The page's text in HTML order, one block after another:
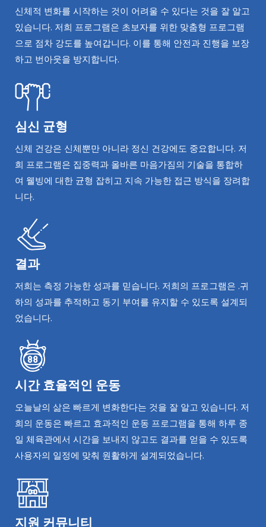
신체적 변화를 시작하는 것이 어려울 수 있다는 것을 잘 알고
있습니다. 저희 프로그램은 초보자를 위한 맞춤형 프로그램
으로 점차 강도를 높여갑니다. 이를 통해 안전과 진행을 보장
하고 번아웃을 방지합니다.
심신 균형
신체 건강은 신체뿐만 아니라 정신 건강에도 중요합니다. 저
희 프로그램은 집중력과 올바른 마음가짐의 기술을 통합하
여 웰빙에 대한 균형 잡히고 지속 가능한 접근 방식을 장려합
니다.
결과
저희는 측정 가능한 성과를 믿습니다. 저희의 프로그램은 .귀
하의 성과를 추적하고 동기 부여를 유지할 수 있도록 설계되
었습니다.
시간 효율적인 운동
오늘날의 삶은 빠르게 변화한다는 것을 잘 알고 있습니다. 저
희의 운동은 빠르고 효과적인 운동 프로그램을 통해 하루 종
일 체육관에서 시간을 보내지 않고도 결과를 얻을 수 있도록
사용자의 일정에 맞춰 원활하게 설계되었습니다.
지원 커뮤니티